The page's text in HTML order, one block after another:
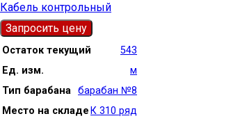
Кабель контрольный
Запросить цену
Остаток текущий
543
Ед. изм.
м
Тип барабана барабан №8
Место на складеК 310 ряд